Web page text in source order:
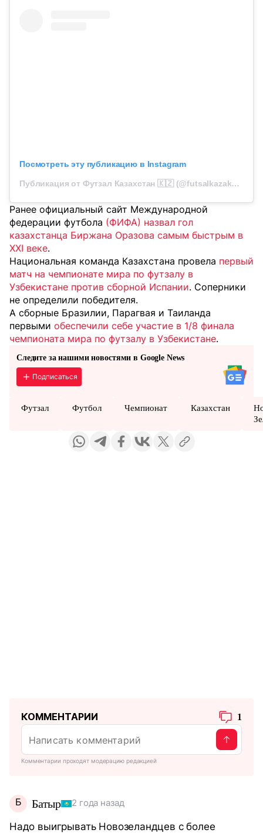
Посмотреть эту публикацию в Instagram
Публикация от Футзал Казахстан 🇰🇿 (@futsalkazakhstan)
Ранее официальный сайт Международной
федерации футбола (ФИФА) назвал гол
казахстанца Биржана Оразова самым быстрым в
XXI веке.
Национальная команда Казахстана провела первый
матч на чемпионате мира по футзалу в
Узбекистане против сборной Испании. Соперники
не определили победителя.
А сборные Бразилии, Парагвая и Таиланда
первыми обеспечили себе участие в 1/8 финала
чемпионата мира по футзалу в Узбекистане.
Следите за нашими новостями в Google News
Подписаться
Футзал Футбол Чемпионат Казахстан
КОММЕНТАРИИ 1
Комментарии проходят модерацию редакцией
Б Батыр 2 года назад
Надо выигрывать Новозеландцев с более